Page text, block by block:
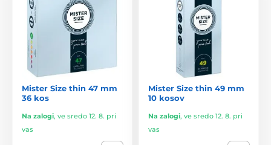
Mister Size thin 47 mm
36 kos
Na zalogi, ve sredo 12. 8. pri
vas
Mister Size thin 49 mm
10 kosov
Na zalogi, ve sredo 12. 8. pri
vas